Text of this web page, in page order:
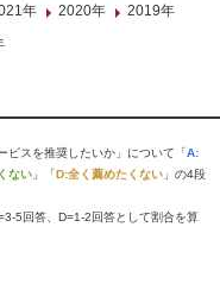
年 2020年
2019年
ビスを推奨したいか」について「A:
ない 」「D:全く薦めたくない 」の4段
5回答、D=1-2回答として割合を算